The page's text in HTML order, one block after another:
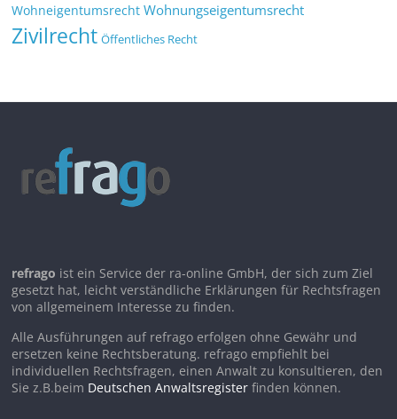
Wohneigentumsrecht Wohnungseigentumsrecht
Zivilrecht Öffentliches Recht
refrago ist ein Service der ra-online GmbH, der sich zum Ziel
gesetzt hat, leicht verständliche Erklärungen für Rechtsfragen
von allgemeinem Interesse zu finden.
Alle Ausführungen auf refrago erfolgen ohne Gewähr und
ersetzen keine Rechtsberatung. refrago empfiehlt bei
individuellen Rechtsfragen, einen Anwalt zu konsultieren, den
Sie z.B.beim Deutschen Anwaltsregister finden können.